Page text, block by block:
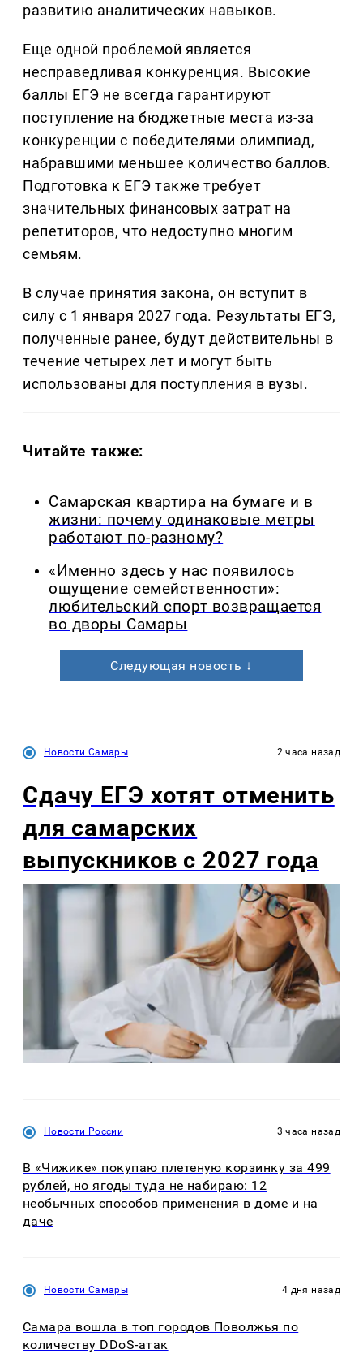
развитию аналитических навыков.
Еще одной проблемой является
несправедливая конкуренция. Высокие
баллы ЕГЭ не всегда гарантируют
поступление на бюджетные места из-за
конкуренции с победителями олимпиад,
набравшими меньшее количество баллов.
Подготовка к ЕГЭ также требует
значительных финансовых затрат на
репетиторов, что недоступно многим
семьям.
В случае принятия закона, он вступит в
силу с 1 января 2027 года. Результаты ЕГЭ,
полученные ранее, будут действительны в
течение четырех лет и могут быть
использованы для поступления в вузы.
Читайте также:
Самарская квартира на бумаге и в
жизни: почему одинаковые метры
работают по-разному?
«Именно здесь у нас появилось
ощущение семейственности»:
любительский спорт возвращается
во дворы Самары
Следующая новость ↓
Новости Самары 2 часа назад
Сдачу ЕГЭ хотят отменить
для самарских
выпускников с 2027 года
Новости России 3 часа назад
В «Чижике» покупаю плетеную корзинку за 499
рублей, но ягоды туда не набираю: 12
необычных способов применения в доме и на
даче
Новости Самары 4 дня назад
Самара вошла в топ городов Поволжья по
количеству DDoS-атак